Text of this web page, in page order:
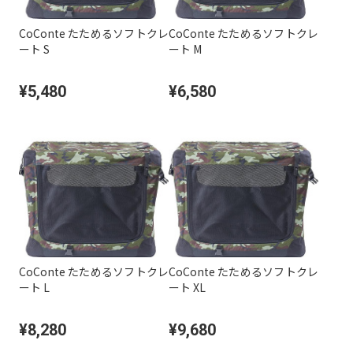
CoConte たためるソフトクレ
ート S
¥5,480
CoConte たためるソフトクレ
ート M
¥6,580
CoConte たためるソフトクレ
ート L
¥8,280
CoConte たためるソフトクレ
ート XL
¥9,680